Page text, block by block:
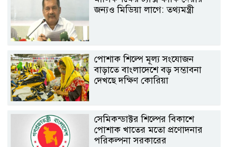
জন্যও মিডিয়া লাগে: তথ্যমন্ত্রী
পোশাক শিল্পে মূল্য সংযোজন
বাড়াতে বাংলাদেশে বড় সম্ভাবনা
দেখছে দক্ষিণ কোরিয়া
সেমিকন্ডাক্টর শিল্পের বিকাশে
পোশাক খাতের মতো প্রণোদনার
পরিকল্পনা সরকারের